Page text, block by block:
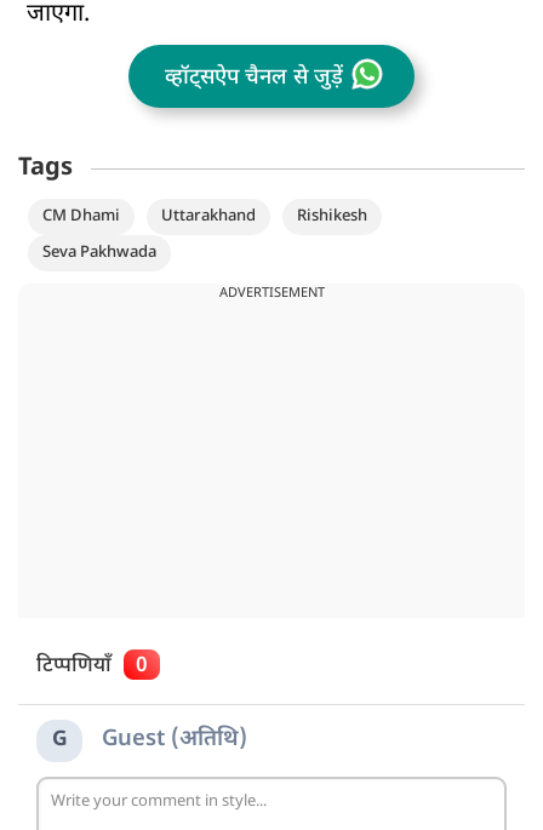
जाएगा.
व्हॉट्सऐप चैनल से जुड़ें
Tags
CM Dhami Uttarakhand
Rishikesh
Seva Pakhwada
ADVERTISEMENT
टिप्पणियाँ 0
G Guest (अतिथि)